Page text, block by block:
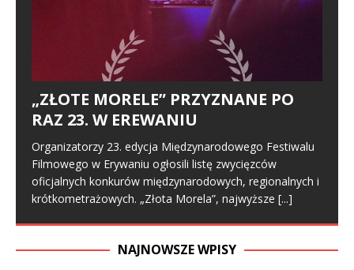
„ZŁOTE MORELE” PRZYZNANE PO
RAZ 23. W EREWANIU
Organizatorzy 23. edycja Międzynarodowego Festiwalu
Filmowego w Erywaniu ogłosili listę zwycięzców
oficjalnych konkurów międzynarodowych, regionalnych i
krótkometrażowych. „Złota Morela”, najwyższe [...]
NAJNOWSZE WPISY